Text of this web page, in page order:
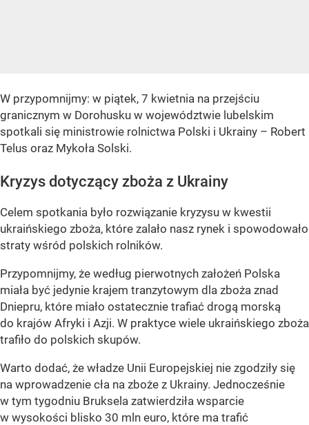
W przypomnijmy: w piątek, 7 kwietnia na przejściu
granicznym w Dorohusku w województwie lubelskim
spotkali się ministrowie rolnictwa Polski i Ukrainy – Robert
Telus oraz Mykoła Solski.
Kryzys dotyczący zboża z Ukrainy
Celem spotkania było rozwiązanie kryzysu w kwestii
ukraińskiego zboża, które zalało nasz rynek i spowodowało
straty wśród polskich rolników.
Przypomnijmy, że według pierwotnych założeń Polska
miała być jedynie krajem tranzytowym dla zboża znad
Dniepru, które miało ostatecznie trafiać drogą morską
do krajów Afryki i Azji. W praktyce wiele ukraińskiego zboża
trafiło do polskich skupów.
Warto dodać, że władze Unii Europejskiej nie zgodziły się
na wprowadzenie cła na zboże z Ukrainy. Jednocześnie
w tym tygodniu Bruksela zatwierdziła wsparcie
w wysokości blisko 30 mln euro, które ma trafić